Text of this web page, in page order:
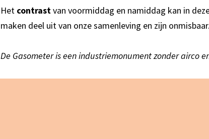
Het contrastvan voormiddag en namiddag kan in
maken deel uit van onze samenleving en zijn onmisbaar.
De Gasometer is een industriemonument zonder airco